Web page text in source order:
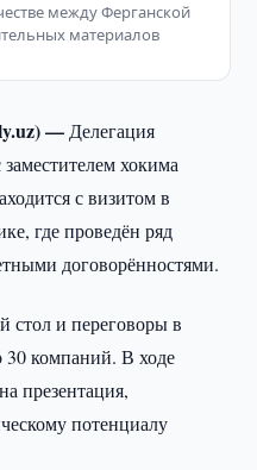
между Ферганской
материалов
—Делегация
хокима
с визитом в
где проведён ряд
договорённостями.
стол и переговоры в
30 компаний. В ходе
презентация,
потенциалу